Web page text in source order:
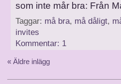
som inte mår bra: Från
Taggar: må bra, må dåligt,
invites
Kommentar: 1
« Äldre inlägg